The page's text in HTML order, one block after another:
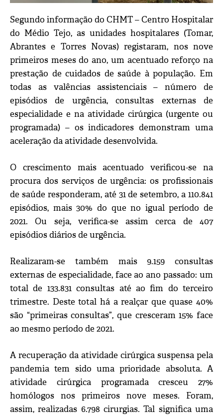
Segundo informação do CHMT – Centro Hospitalar
do Médio Tejo, as unidades hospitalares (Tomar,
Abrantes e Torres Novas) registaram, nos nove
primeiros meses do ano, um acentuado reforço na
prestação de cuidados de saúde à população. Em
todas as valências assistenciais – número de
episódios de urgência, consultas externas de
especialidade e na atividade cirúrgica (urgente ou
programada) – os indicadores demonstram uma
aceleração da atividade desenvolvida.
O crescimento mais acentuado verificou-se na
procura dos serviços de urgência: os profissionais
de saúde responderam, até 31 de setembro, a 110.841
episódios, mais 30% do que no igual período de
2021. Ou seja, verifica-se assim cerca de 407
episódios diários de urgência.
Realizaram-se também mais 9.159 consultas
externas de especialidade, face ao ano passado: um
total de 133.831 consultas até ao fim do terceiro
trimestre. Deste total há a realçar que quase 40%
são “primeiras consultas”, que cresceram 15% face
ao mesmo período de 2021.
A recuperação da atividade cirúrgica suspensa pela
pandemia tem sido uma prioridade absoluta. A
atividade cirúrgica programada cresceu 27%
homólogos nos primeiros nove meses. Foram,
assim, realizadas 6.798 cirurgias. Tal significa uma